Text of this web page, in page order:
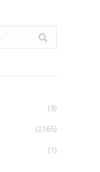
(3)
(2165)
(1)